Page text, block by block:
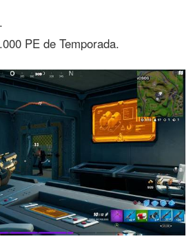
PE de Temporada.